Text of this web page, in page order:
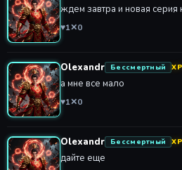
ждем завтра и новая серия
♥1✕0
Olexandr Бессмертный
а мне все мало
♥1✕0
Olexandr Бессмертный
дайте еще